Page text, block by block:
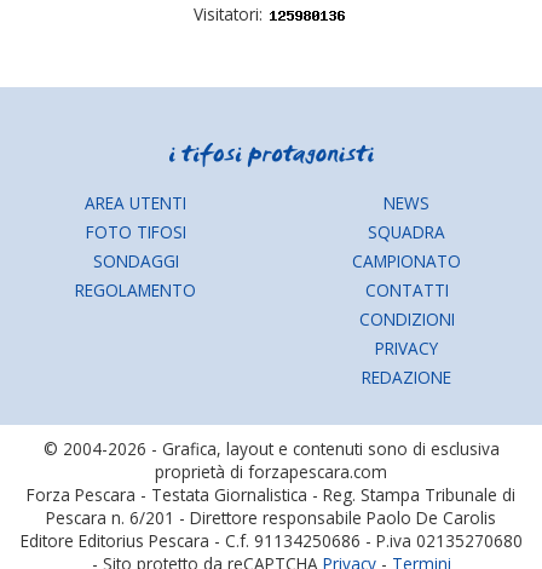
Visitatori:
AREA UTENTI
FOTO TIFOSI
SONDAGGI
REGOLAMENTO
NEWS
SQUADRA
CAMPIONATO
CONTATTI
CONDIZIONI
PRIVACY
REDAZIONE
© 2004-2026 - Grafica, layout e contenuti sono di esclusiva
proprietà di forzapescara.com
Forza Pescara - Testata Giornalistica - Reg. Stampa Tribunale di
Pescara n. 6/201 - Direttore responsabile Paolo De Carolis
Editore Editorius Pescara - C.f. 91134250686 - P.iva 02135270680
- Sito protetto da reCAPTCHA Privacy- Termini